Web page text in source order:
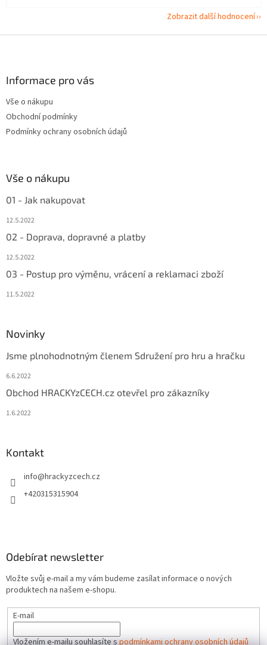
Zobrazit další hodnocení
Informace pro vás
Vše o nákupu
Obchodní podmínky
Podmínky ochrany osobních údajů
Vše o nákupu
01 - Jak nakupovat
12.5.2022
02 - Doprava, dopravné a platby
12.5.2022
03 - Postup pro výměnu, vrácení a reklamaci zboží
11.5.2022
Novinky
Jsme plnohodnotným členem Sdružení pro hru a hračku
6.6.2022
Obchod HRACKYzCECH.cz otevřel pro zákazníky
1.6.2022
Kontakt
info@hrackyzcech.cz
+420315315904
Odebírat newsletter
Vložte svůj e-mail a my vám budeme zasílat informace o nových
produktech na našem e-shopu.
E-mail
Vložením e-mailu souhlasíte spodmínkami ochrany osobních údajů